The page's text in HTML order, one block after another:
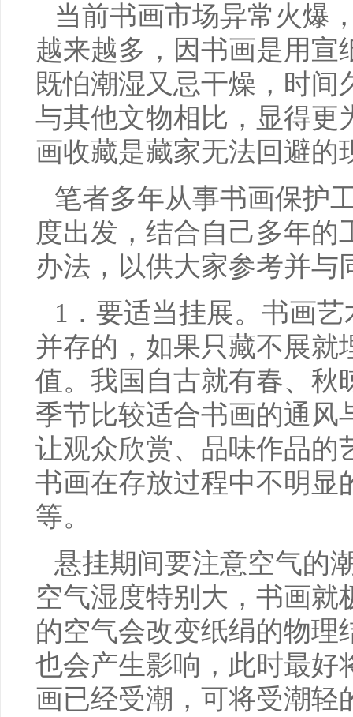
当前书画市场异常火爆
越来越多，因书画是用宣
既怕潮湿又忌干燥，时
与其他文物相比，显得更
画收藏是藏家无法回避的
笔者多年从事书画保护
度出发，结合自己多年的
办法，以供大家参考并与
1．要适当挂展。书画
并存的，如果只藏不展就
值。我国自古就有春、秋
季节比较适合书画的通风
让观众欣赏、品味作品的
书画在存放过程中不明显
等。
悬挂期间要注意空气的
空气湿度特别大，书画就
的空气会改变纸绢的物理
也会产生影响，此时最好
画已经受潮，可将受潮轻